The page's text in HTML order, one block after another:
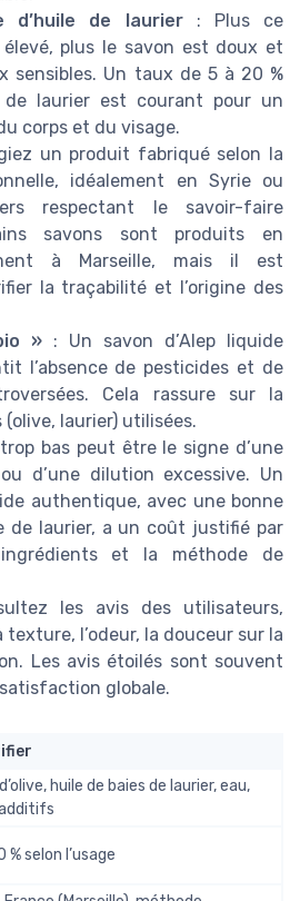
d’huile de laurier: Plus ce
plus le savon est doux et
sensibles. Un taux de 5 à 20 %
de laurier est courant pour un
corps et du visage.
un produit fabriqué selon la
idéalement en Syrie ou
respectant le savoir-faire
savons sont produits en
à Marseille, mais il est
la traçabilité et l’origine des
» : Un savon d’Alep liquide
l’absence de pesticides et de
Cela rassure sur la
laurier) utilisées.
bas peut être le signe d’une
d’une dilution excessive. Un
authentique, avec une bonne
de laurier, a un coût justifié par
et la méthode de
les avis des utilisateurs,
l’odeur, la douceur sur la
Les avis étoilés sont souvent
globale.
huile de baies de laurier, eau,
% selon l’usage